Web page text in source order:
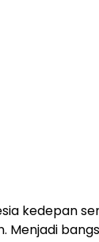
kedepan
Menjadi